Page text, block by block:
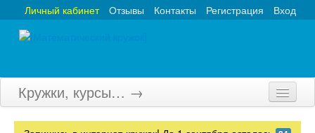
Вход
Регистрация
Контакты
Отзывы
Личный кабинет
Кружки, курсы… →
Главная